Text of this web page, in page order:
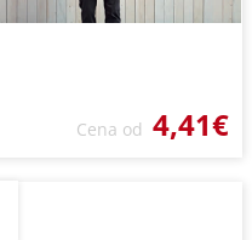
Cena od 4,41€